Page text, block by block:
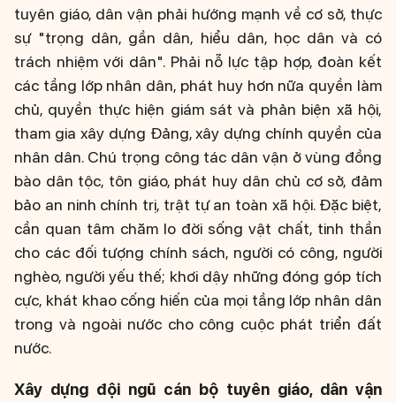
tuyên giáo, dân vận phải hướng mạnh về cơ sở, thực
sự "trọng dân, gần dân, hiểu dân, học dân và có
trách nhiệm với dân". Phải nỗ lực tập hợp, đoàn kết
các tầng lớp nhân dân, phát huy hơn nữa quyền làm
chủ, quyền thực hiện giám sát và phản biện xã hội,
tham gia xây dựng Đảng, xây dựng chính quyền của
nhân dân. Chú trọng công tác dân vận ở vùng đồng
bào dân tộc, tôn giáo, phát huy dân chủ cơ sở, đảm
bảo an ninh chính trị, trật tự an toàn xã hội. Đặc biệt,
cần quan tâm chăm lo đời sống vật chất, tinh thần
cho các đối tượng chính sách, người có công, người
nghèo, người yếu thế; khơi dậy những đóng góp tích
cực, khát khao cống hiến của mọi tầng lớp nhân dân
trong và ngoài nước cho công cuộc phát triển đất
nước.
Xây dựng đội ngũ cán bộ tuyên giáo, dân vận